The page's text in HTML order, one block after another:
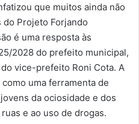
que muitos ainda não
Projeto Forjando
é uma resposta às
2028 do prefeito municipal,
vice-prefeito Roni Cota. A
uma ferramenta de
da ociosidade e dos
e ao uso de drogas.